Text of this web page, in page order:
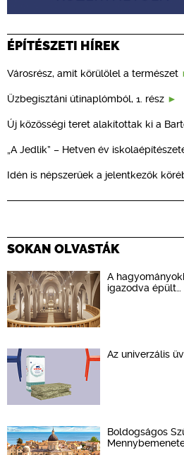
ÉPÍTÉSZETI HÍREK
Városrész, amit körülölel a természet
Üzbegisztáni útinaplómból, 1. rész
Új közösségi teret alakítottak ki a
„A Jedlik” – Hetven év
Idén is népszerűek a jelentkezők
SOKAN OLVASTÁK
A
igazodva épült…
Az univerzális
Boldogságos